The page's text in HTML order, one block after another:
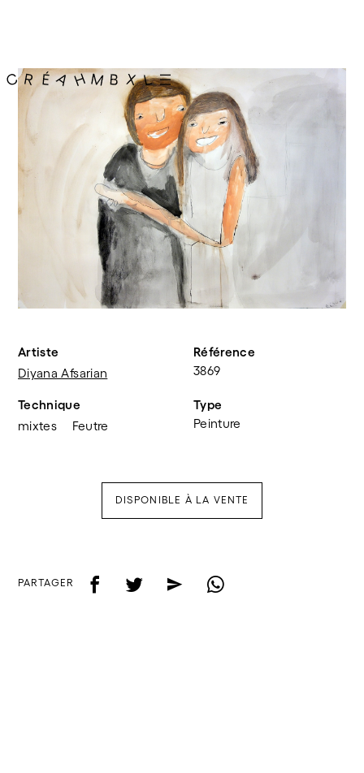
Artiste
Diyana Afsarian
Référence
3869
Technique
mixtes
Feutre
Type
Peinture
DISPONIBLE À LA VENTE
PARTAGER f t e w